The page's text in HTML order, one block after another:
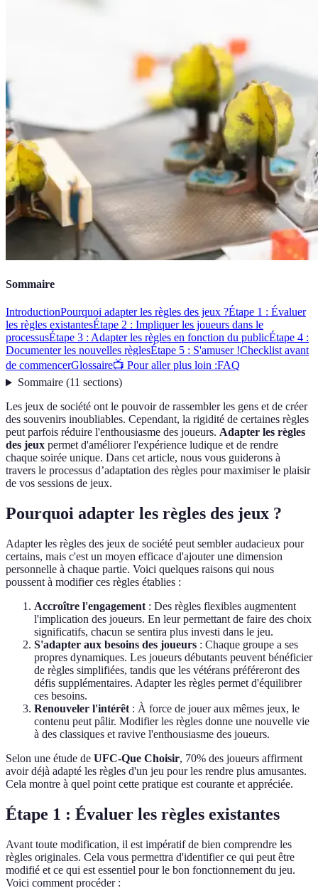
Sommaire
IntroductionPourquoi adapter les règles des jeux ?Étape 1 : Évaluer
les règles existantesÉtape 2 : Impliquer les joueurs dans le
processusÉtape 3 : Adapter les règles en fonction du publicÉtape 4 :
Documenter les nouvelles règlesÉtape 5 : S'amuser !Checklist avant
de commencerGlossaire📺 Pour aller plus loin :FAQ
Sommaire(11 sections)
Les jeux de société ont le pouvoir de rassembler les gens et de créer
des souvenirs inoubliables. Cependant, la rigidité de certaines règles
peut parfois réduire l'enthousiasme des joueurs. Adapter les règles
des jeux permet d'améliorer l'expérience ludique et de rendre
chaque soirée unique. Dans cet article, nous vous guiderons à
travers le processus d’adaptation des règles pour maximiser le plaisir
de vos sessions de jeux.
Pourquoi adapter les règles des jeux ?
Adapter les règles des jeux de société peut sembler audacieux pour
certains, mais c'est un moyen efficace d'ajouter une dimension
personnelle à chaque partie. Voici quelques raisons qui nous
poussent à modifier ces règles établies :
Accroître l'engagement : Des règles flexibles augmentent
l'implication des joueurs. En leur permettant de faire des choix
significatifs, chacun se sentira plus investi dans le jeu.
S'adapter aux besoins des joueurs : Chaque groupe a ses
propres dynamiques. Les joueurs débutants peuvent bénéficier
de règles simplifiées, tandis que les vétérans préféreront des
défis supplémentaires. Adapter les règles permet d'équilibrer
ces besoins.
Renouveler l'intérêt : À force de jouer aux mêmes jeux, le
contenu peut pâlir. Modifier les règles donne une nouvelle vie
à des classiques et ravive l'enthousiasme des joueurs.
Selon une étude de UFC-Que Choisir, 70% des joueurs affirment
avoir déjà adapté les règles d'un jeu pour les rendre plus amusantes.
Cela montre à quel point cette pratique est courante et appréciée.
Étape 1 : Évaluer les règles existantes
Avant toute modification, il est impératif de bien comprendre les
règles originales. Cela vous permettra d'identifier ce qui peut être
modifié et ce qui est essentiel pour le bon fonctionnement du jeu.
Voici comment procéder :